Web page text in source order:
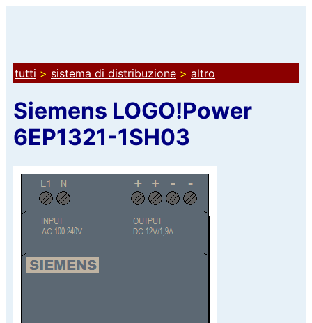
tutti > sistema di distribuzione > altro
Siemens LOGO!Power
6EP1321-1SH03